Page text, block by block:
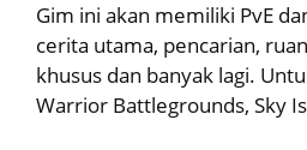
Gim ini akan memiliki PvE
cerita utama, pencarian,
khusus dan banyak lagi.
Warrior Battlegrounds, Sky